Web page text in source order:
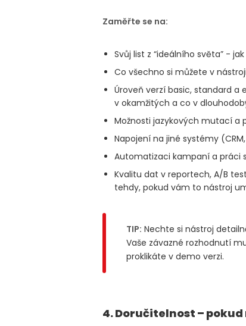
Zaměřte se na:
Svůj list z “ideálního světa” -
Co všechno si můžete v
Úroveň verzí basic, standard
v okamžitých a co v
Možnosti jazykových mutací a
Napojení na jiné systémy
Automatizaci kampaní a práci
Kvalitu dat v reportech, A/B
tehdy, pokud vám to nástroj
TIP: Nechte si nástroj
Vaše závazné rozhodnutí
proklikáte v demo verzi.
4. Doručitelnost –